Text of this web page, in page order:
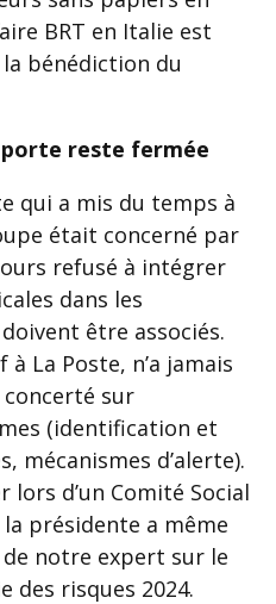
BRT en Italie est
bénédiction du
reste fermée
qui a mis du temps à
était concerné par
refusé à intégrer
dans les
être associés.
La Poste, n’a jamais
sur
(identification et
mécanismes d’alerte).
lors d’un Comité Social
présidente a même
notre expert sur le
des risques 2024.